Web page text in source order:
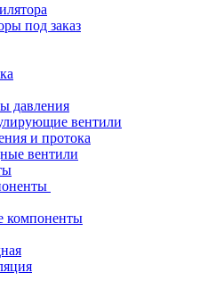
под заказ
давления
вентили
и протока
вентили
компоненты